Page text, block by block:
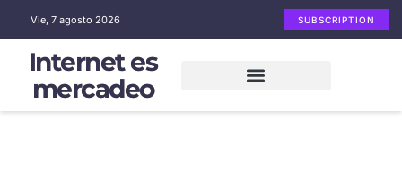
Vie, 7 agosto 2026 SUBSCRIPTION
Internet es
mercadeo